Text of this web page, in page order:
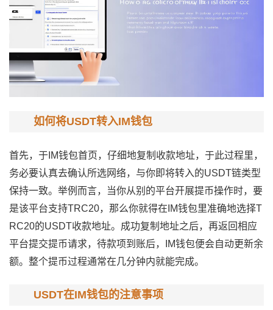
如何将USDT转入IM钱包
首先，于IM钱包首页，仔细地复制收款地址，于此过程里，
务必要认真去确认所选网络，与你即将转入的USDT链类型
保持一致。举例而言，当你从别的平台开展提币操作时，要
是该平台支持TRC20，那么你就得在IM钱包里准确地选择T
RC20的USDT收款地址。成功复制地址之后，再返回相应
平台提交提币请求，待款项到账后，IM钱包便会自动更新余
额。整个提币过程通常在几分钟内就能完成。
USDT在IM钱包的注意事项